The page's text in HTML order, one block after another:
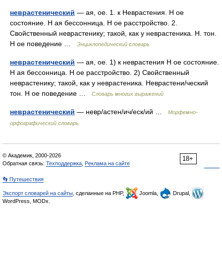
неврастенический — ая, ое. 1. к Неврастения. Н ое
состояние. Н ая бессонница. Н ое расстройство. 2.
Свойственный неврастенику; такой, как у неврастеника. Н. тон.
Н ое поведение …
Энциклопедический словарь
неврастенический — ая, ое. 1) к неврастения Н ое состояние.
Н ая бессонница. Н ое расстройство. 2) Свойственный
неврастенику; такой, как у неврастеника. Неврастени/ческий
тон. Н ое поведение …
Словарь многих выражений
неврастенический — невр/астен/ич/еск/ий …
Морфемно-
орфографический словарь
18+
© Академик, 2000-2026
Обратная связь: Техподдержка Реклама на сайте
👣 Путешествия
Экспорт словарей на сайты , сделанные на PHP, Joomla,
Drupal,
WordPress, MODx.